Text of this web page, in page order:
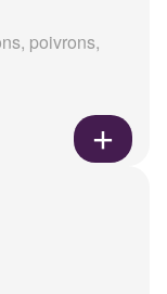
poivrons,